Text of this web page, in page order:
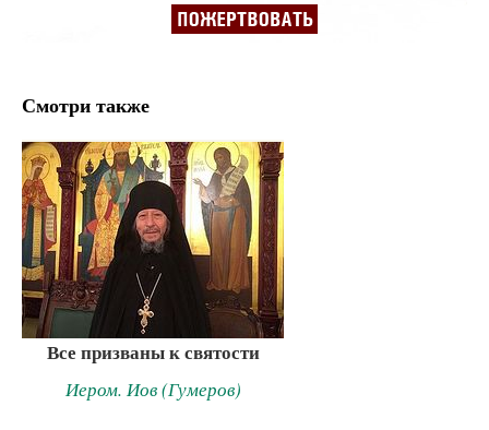
Смотри также
Все призваны к святости
Иером. Иов (Гумеров)